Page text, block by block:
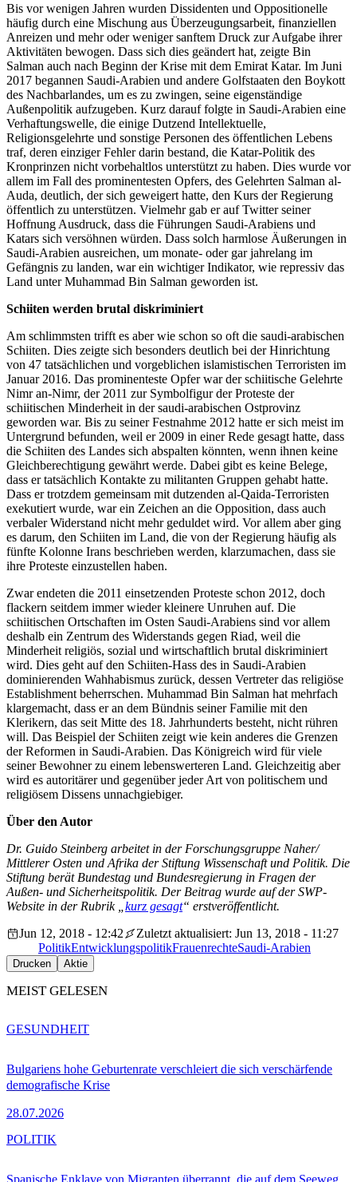
Bis vor wenigen Jahren wurden Dissidenten und Oppositionelle
häufig durch eine Mischung aus Überzeugungsarbeit, finanziellen
Anreizen und mehr oder weniger sanftem Druck zur Aufgabe ihrer
Aktivitäten bewogen. Dass sich dies geändert hat, zeigte Bin
Salman auch nach Beginn der Krise mit dem Emirat Katar. Im Juni
2017 begannen Saudi-Arabien und andere Golfstaaten den Boykott
des Nachbarlandes, um es zu zwingen, seine eigenständige
Außenpolitik aufzugeben. Kurz darauf folgte in Saudi-Arabien eine
Verhaftungswelle, die einige Dutzend Intellektuelle,
Religionsgelehrte und sonstige Personen des öffentlichen Lebens
traf, deren einziger Fehler darin bestand, die Katar-Politik des
Kronprinzen nicht vorbehaltlos unterstützt zu haben. Dies wurde vor
allem im Fall des prominentesten Opfers, des Gelehrten Salman al-
Auda, deutlich, der sich geweigert hatte, den Kurs der Regierung
öffentlich zu unterstützen. Vielmehr gab er auf Twitter seiner
Hoffnung Ausdruck, dass die Führungen Saudi-Arabiens und
Katars sich versöhnen würden. Dass solch harmlose Äußerungen in
Saudi-Arabien ausreichen, um monate- oder gar jahrelang im
Gefängnis zu landen, war ein wichtiger Indikator, wie repressiv das
Land unter Muhammad Bin Salman geworden ist.
Schiiten werden brutal diskriminiert
Am schlimmsten trifft es aber wie schon so oft die saudi-arabischen
Schiiten. Dies zeigte sich besonders deutlich bei der Hinrichtung
von 47 tatsächlichen und vorgeblichen islamistischen Terroristen im
Januar 2016. Das prominenteste Opfer war der schiitische Gelehrte
Nimr an-Nimr, der 2011 zur Symbolfigur der Proteste der
schiitischen Minderheit in der saudi-arabischen Ostprovinz
geworden war. Bis zu seiner Festnahme 2012 hatte er sich meist im
Untergrund befunden, weil er 2009 in einer Rede gesagt hatte, dass
die Schiiten des Landes sich abspalten könnten, wenn ihnen keine
Gleichberechtigung gewährt werde. Dabei gibt es keine Belege,
dass er tatsächlich Kontakte zu militanten Gruppen gehabt hatte.
Dass er trotzdem gemeinsam mit dutzenden al-Qaida-Terroristen
exekutiert wurde, war ein Zeichen an die Opposition, dass auch
verbaler Widerstand nicht mehr geduldet wird. Vor allem aber ging
es darum, den Schiiten im Land, die von der Regierung häufig als
fünfte Kolonne Irans beschrieben werden, klarzumachen, dass sie
ihre Proteste einzustellen haben.
Zwar endeten die 2011 einsetzenden Proteste schon 2012, doch
flackern seitdem immer wieder kleinere Unruhen auf. Die
schiitischen Ortschaften im Osten Saudi-Arabiens sind vor allem
deshalb ein Zentrum des Widerstands gegen Riad, weil die
Minderheit religiös, sozial und wirtschaftlich brutal diskriminiert
wird. Dies geht auf den Schiiten-Hass des in Saudi-Arabien
dominierenden Wahhabismus zurück, dessen Vertreter das religiöse
Establishment beherrschen. Muhammad Bin Salman hat mehrfach
klargemacht, dass er an dem Bündnis seiner Familie mit den
Klerikern, das seit Mitte des 18. Jahrhunderts besteht, nicht rühren
will. Das Beispiel der Schiiten zeigt wie kein anderes die Grenzen
der Reformen in Saudi-Arabien. Das Königreich wird für viele
seiner Bewohner zu einem lebenswerteren Land. Gleichzeitig aber
wird es autoritärer und gegenüber jeder Art von politischem und
religiösem Dissens unnachgiebiger.
Über den Autor
Dr. Guido Steinberg arbeitet in der Forschungsgruppe Naher/
Mittlerer Osten und Afrika der Stiftung Wissenschaft und Politik. Die
Stiftung berät Bundestag und Bundesregierung in Fragen der
Außen- und Sicherheitspolitik. Der Beitrag wurde auf der SWP-
Website in der Rubrik „ kurz gesagt“ erstveröffentlicht.
Jun 12, 2018 - 12:42
Zuletzt aktualisiert: Jun 13, 2018 - 11:27
PolitikEntwicklungspolitikFrauenrechteSaudi-Arabien
Drucken Aktie
MEIST GELESEN
Bulgariens hohe Geburtenrate verschleiert die sich verschärfende
demografische Krise
28.07.2026
GESUNDHEIT
Spanische Enklave von Migranten überrannt, die auf dem Seeweg
POLITIK